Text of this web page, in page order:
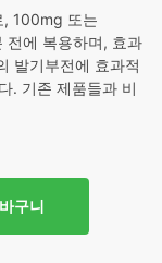
, 100mg 또는
에 복용하며, 효과
발기부전에 효과적
. 기존 제품들과 비
구니